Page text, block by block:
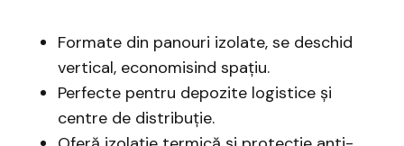
Formate din panouri izolate, se deschid
vertical, economisind spațiu.
Perfecte pentru depozite logistice și
centre de distribuție.